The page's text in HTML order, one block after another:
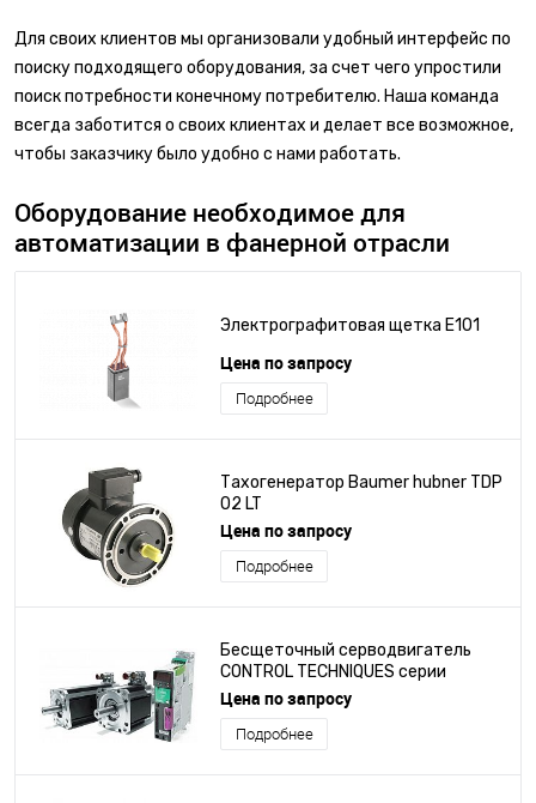
удобный подбор оборудования и производителей
зарубежных фирм наиболее часто применяемых в данных
отраслях промышленности.
Для своих клиентов мы организовали удобный интерфейс по
поиску подходящего оборудования, за счет чего упростили
поиск потребности конечному потребителю. Наша команда
всегда заботится о своих клиентах и делает все возможное,
чтобы заказчику было удобно с нами работать.
Оборудование необходимое для
автоматизации в фанерной отрасли
Электрографитовая щетка E101
Цена по запросу
Подробнее
Тахогенератор Baumer hubner TDP
02 LT
Цена по запросу
Подробнее
Бесщеточный серводвигатель
CONTROL TECHNIQUES серии
Unimotor hd
Цена по запросу
Подробнее